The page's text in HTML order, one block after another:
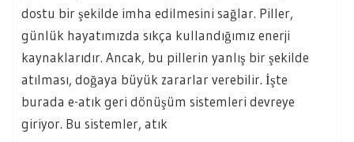
dostu bir şekilde imha edilmesini sağlar. Piller,
günlük hayatımızda sıkça kullandığımız enerji
kaynaklarıdır. Ancak, bu pillerin yanlış bir şekilde
atılması, doğaya büyük zararlar verebilir. İşte
burada e-atık geri dönüşüm sistemleri devreye
giriyor. Bu sistemler, atık